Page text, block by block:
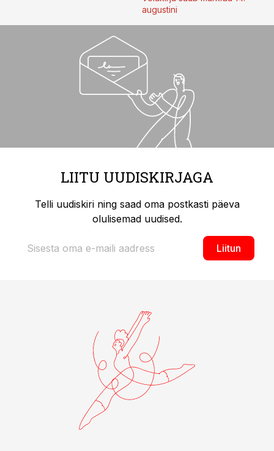
augustini
LIITU UUDISKIRJAGA
Telli uudiskiri ning saad oma postkasti päeva
olulisemad uudised.
Liitun